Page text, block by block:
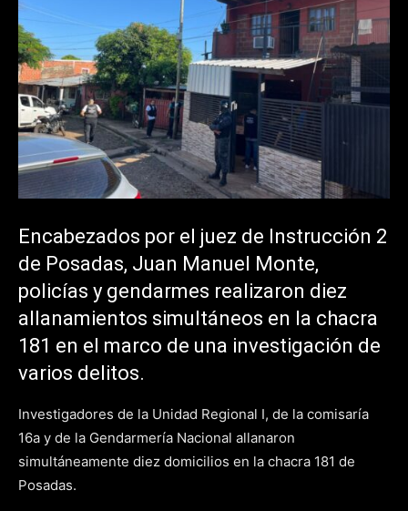
Encabezados por el juez de Instrucción 2
de Posadas, Juan Manuel Monte,
policías y gendarmes realizaron diez
allanamientos simultáneos en la chacra
181 en el marco de una investigación de
varios delitos.
Investigadores de la Unidad Regional I, de la comisaría
16a y de la Gendarmería Nacional allanaron
simultáneamente diez domicilios en la chacra 181 de
Posadas.